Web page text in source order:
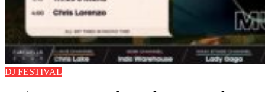
DJ FESTIVAL